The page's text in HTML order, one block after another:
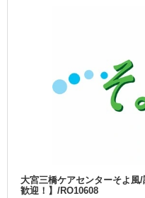
大宮三橋ケアセンターそよ風
歓迎！】/RO10608